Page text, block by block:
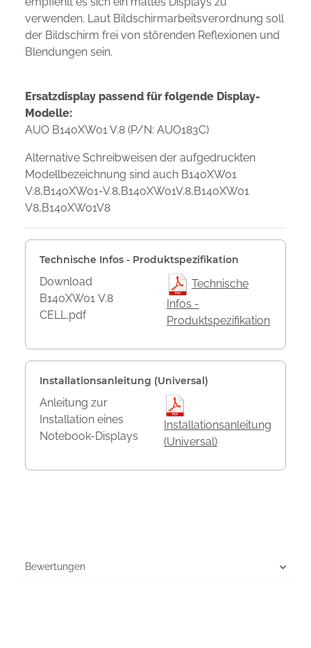
verwenden. Laut Bildschirmarbeitsverordnung soll
der Bildschirm frei von störenden Reflexionen und
Blendungen sein.
Ersatzdisplay passend für folgende Display-
Modelle:
AUO B140XW01 V.8 (P/N: AUO183C)
Alternative Schreibweisen der aufgedruckten
Modellbezeichnung sind auch B140XW01
V.8,B140XW01-V.8,B140XW01V.8,B140XW01
V8,B140XW01V8
Technische Infos - Produktspezifikation
Download
B140XW01 V.8
CELL.pdf
Technische
Infos -
Produktspezifikation
Installationsanleitung (Universal)
Anleitung zur
Installation eines
Notebook-Displays
Installationsanleitung
(Universal)
Bewertungen